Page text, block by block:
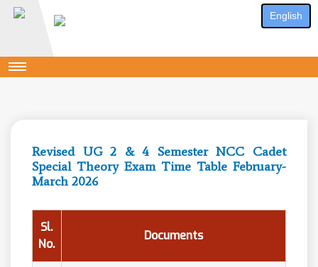
English
Revised UG 2 & 4 Semester NCC Cadet
Special Theory Exam Time Table February-
March 2026
Sl.
No.
Documents